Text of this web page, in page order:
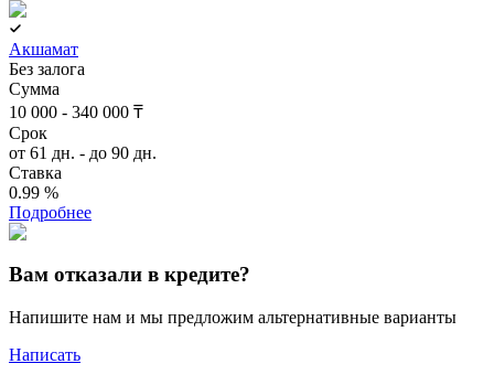
Акшамат
Без залога
Сумма
10 000 - 340 000 ₸
Срок
от 61 дн. - до 90 дн.
Ставка
0.99 %
Подробнее
Вам отказали в кредите?
Напишите нам и мы предложим альтернативные варианты
Написать